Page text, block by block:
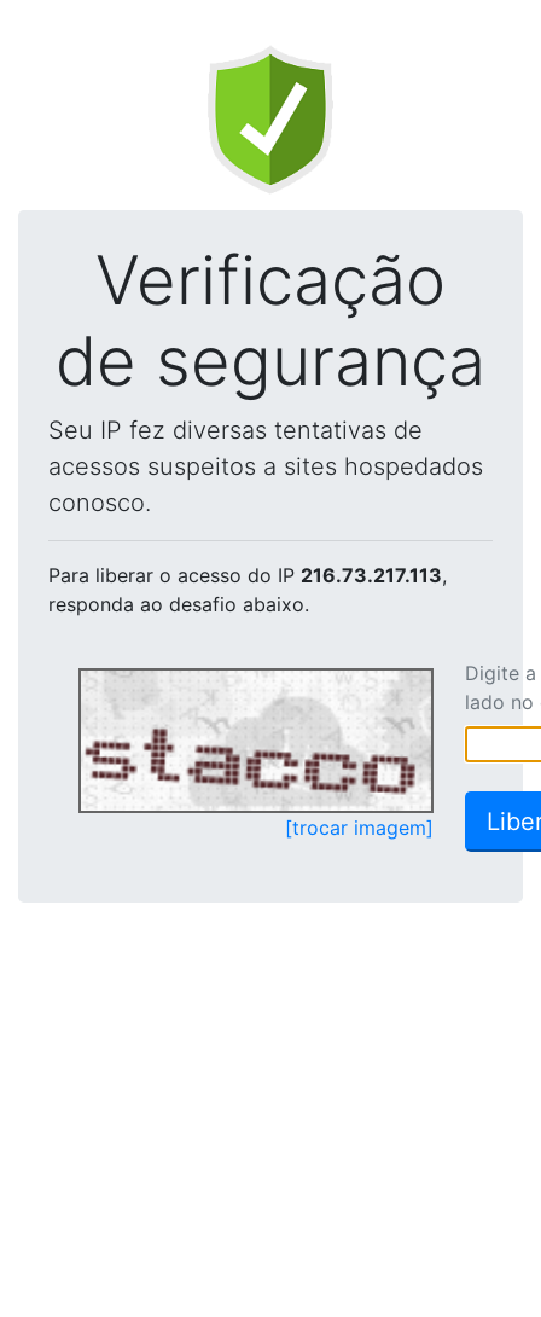
Verificação
de segurança
Seu IP fez diversas tentativas de
acessos suspeitos a sites hospedados
conosco.
Para liberar o acesso do IP 216.73.217.113,
responda ao desafio abaixo.
[trocar imagem]
Digite
lado no